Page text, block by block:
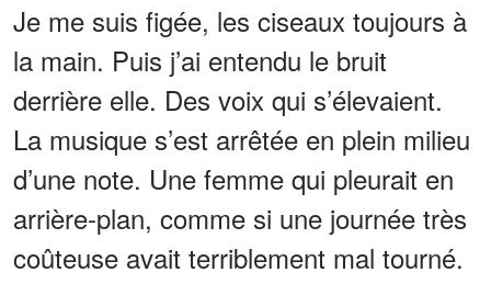
Je me suis figée, les ciseaux toujours à
la main. Puis j’ai entendu le bruit
derrière elle. Des voix qui s’élevaient.
La musique s’est arrêtée en plein milieu
d’une note. Une femme qui pleurait en
arrière-plan, comme si une journée très
coûteuse avait terriblement mal tourné.